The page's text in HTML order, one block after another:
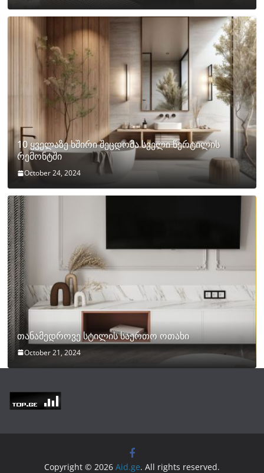
10 ყველაზე ხშირი შეცდომა სველი წერტილის
რემონტში
October 24, 2024
თანამედროვე სტილის საერთო ოთახი
October 21, 2024
Copyright © 2026 Aid.ge. All rights reserved.